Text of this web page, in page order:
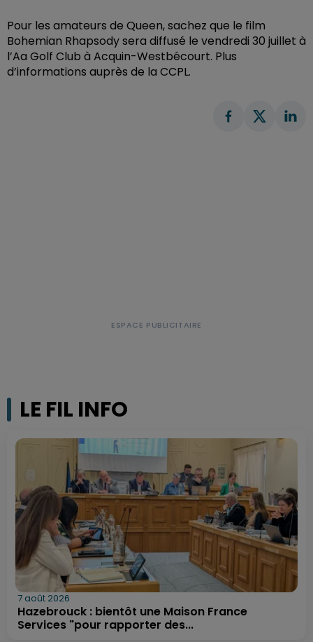
Pour les amateurs de Queen, sachez que le film
Bohemian Rhapsody sera diffusé le vendredi 30 juillet à
l’Aa Golf Club à Acquin-Westbécourt. Plus
d’informations auprès de la CCPL.
LE FIL INFO
7 août 2026
Hazebrouck : bientôt une Maison France
Services "pour rapporter des...